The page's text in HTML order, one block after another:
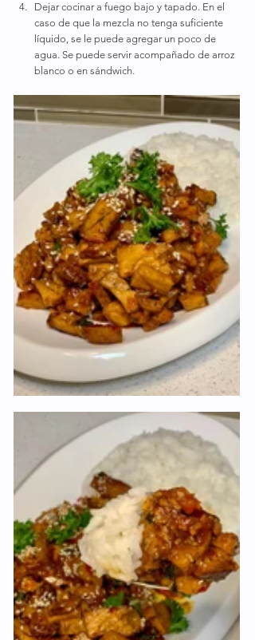
Dejar cocinar a fuego bajo y tapado. En el
caso de que la mezcla no tenga suficiente
líquido, se le puede agregar un poco de
agua. Se puede servir acompañado de arroz
blanco o en sándwich.